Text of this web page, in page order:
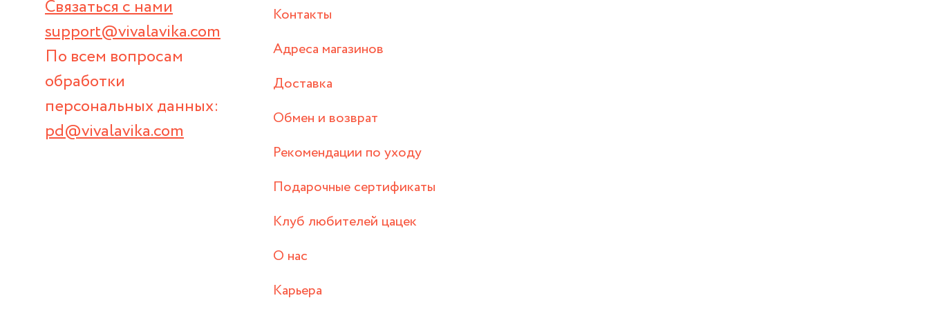
Связаться с нами
support@vivalavika.com
По всем вопросам
обработки
персональных данных:
pd@vivalavika.com
Контакты
Адреса магазинов
Доставка
Обмен и возврат
Рекомендации по уходу
Подарочные сертификаты
Клуб любителей цацек
О нас
Карьера